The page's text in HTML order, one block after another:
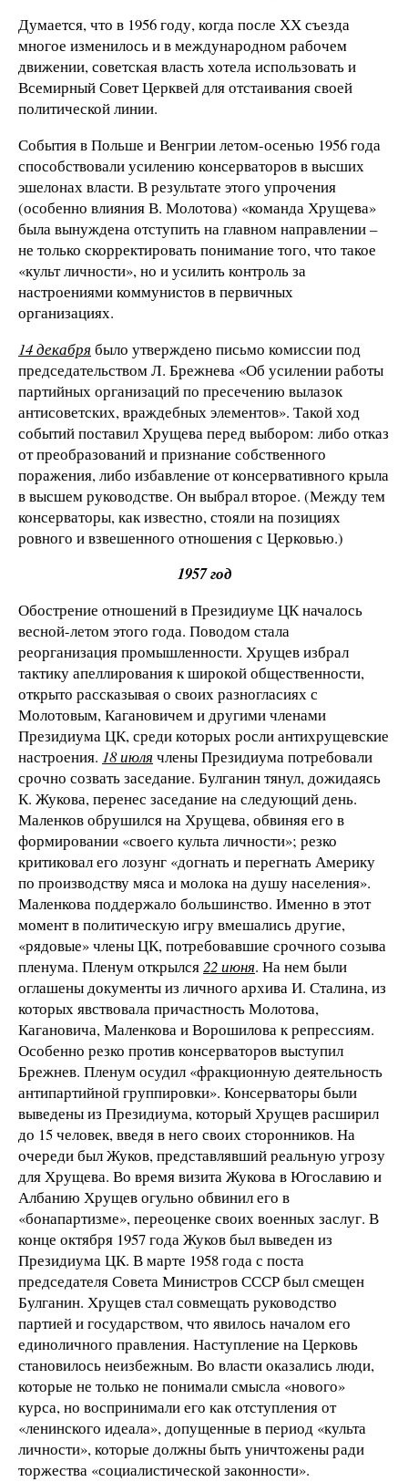
Думается, что в 1956 году, когда после ХХ съезда
многое изменилось и в международном рабочем
движении, советская власть хотела использовать и
Всемирный Совет Церквей для отстаивания своей
политической линии.
События в Польше и Венгрии летом-осенью 1956 года
способствовали усилению консерваторов в высших
эшелонах власти. В результате этого упрочения
(особенно влияния В. Молотова) «команда Хрущева»
была вынуждена отступить на главном направлении –
не только скорректировать понимание того, что такое
«культ личности», но и усилить контроль за
настроениями коммунистов в первичных
организациях.
14 декабря было утверждено письмо комиссии под
председательством Л. Брежнева «Об усилении работы
партийных организаций по пресечению вылазок
антисоветских, враждебных элементов». Такой ход
событий поставил Хрущева перед выбором: либо отказ
от преобразований и признание собственного
поражения, либо избавление от консервативного крыла
в высшем руководстве. Он выбрал второе. (Между тем
консерваторы, как известно, стояли на позициях
ровного и взвешенного отношения с Церковью.)
1957 год
Обострение отношений в Президиуме ЦК началось
весной-летом этого года. Поводом стала
реорганизация промышленности. Хрущев избрал
тактику апеллирования к широкой общественности,
открыто рассказывая о своих разногласиях с
Молотовым, Кагановичем и другими членами
Президиума ЦК, среди которых росли антихрущевские
настроения. 18 июля члены Президиума потребовали
срочно созвать заседание. Булганин тянул, дожидаясь
К. Жукова, перенес заседание на следующий день.
Маленков обрушился на Хрущева, обвиняя его в
формировании «своего культа личности»; резко
критиковал его лозунг «догнать и перегнать Америку
по производству мяса и молока на душу населения».
Маленкова поддержало большинство. Именно в этот
момент в политическую игру вмешались другие,
«рядовые» члены ЦК, потребовавшие срочного созыва
пленума. Пленум открылся22 июня. На нем были
оглашены документы из личного архива И. Сталина, из
которых явствовала причастность Молотова,
Кагановича, Маленкова и Ворошилова к репрессиям.
Особенно резко против консерваторов выступил
Брежнев. Пленум осудил «фракционную деятельность
антипартийной группировки». Консерваторы были
выведены из Президиума, который Хрущев расширил
до 15 человек, введя в него своих сторонников. На
очереди был Жуков, представлявший реальную угрозу
для Хрущева. Во время визита Жукова в Югославию и
Албанию Хрущев огульно обвинил его в
«бонапартизме», переоценке своих военных заслуг. В
конце октября 1957 года Жуков был выведен из
Президиума ЦК. В марте 1958 года с поста
председателя Совета Министров СССР был смещен
Булганин. Хрущев стал совмещать руководство
партией и государством, что явилось началом его
единоличного правления. Наступление на Церковь
становилось неизбежным. Во власти оказались люди,
которые не только не понимали смысла «нового»
курса, но воспринимали его как отступления от
«ленинского идеала», допущенные в период «культа
личности», которые должны быть уничтожены ради
торжества «социалистической законности».